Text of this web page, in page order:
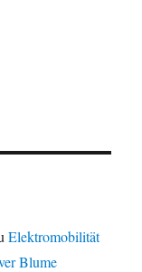
Elektromobilität
Blume